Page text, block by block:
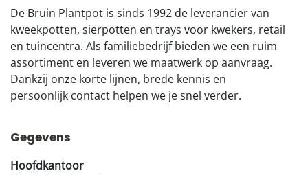
De Bruin Plantpot is sinds 1992 de leverancier van
kweekpotten, sierpotten en trays voor kwekers, retail
en tuincentra. Als familiebedrijf bieden we een ruim
assortiment en leveren we maatwerk op aanvraag.
Dankzij onze korte lijnen, brede kennis en
persoonlijk contact helpen we je snel verder.
Gegevens
Hoofdkantoor